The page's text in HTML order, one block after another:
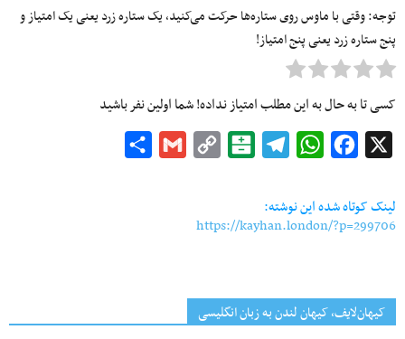
توجه: وقتی با ماوس روی ستاره‌ها حرکت می‌کنید، یک ستاره زرد یعنی یک امتیاز و
پنج ستاره زرد یعنی پنج امتیاز!
کسی تا به حال به این مطلب امتیاز نداده! شما اولین نفر باشید
Facebook
WhatsApp
Telegram
Balatarin
Copy
Gmail
لینک کوتاه شده این نوشته:
https://kayhan.london/?p=299706
کیهان‌لایف، کیهان لندن به زبان انگلیسی